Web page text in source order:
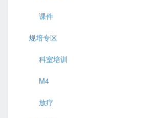
课件
规培专区
科室培训
M4
放疗